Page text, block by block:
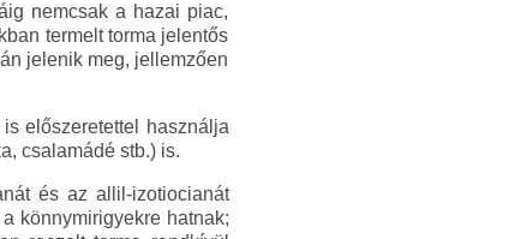
nemcsak a hazai piac,
termelt torma jelentős
jelenik meg, jellemzően
előszeretettel használja
csalamádé stb.) is.
és az allil-izotiocianát
könnymirigyekre hatnak;